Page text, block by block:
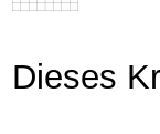
Dieses